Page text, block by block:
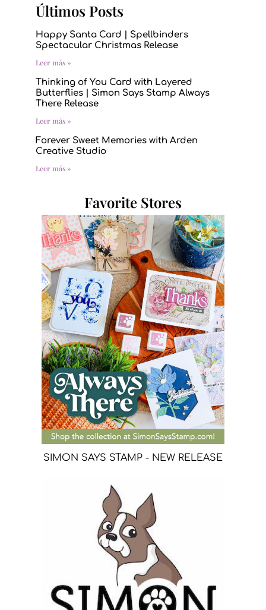
Últimos Posts
Happy Santa Card | Spellbinders
Spectacular Christmas Release
Leer más »
Thinking of You Card with Layered
Butterflies | Simon Says Stamp Always
There Release
Leer más »
Forever Sweet Memories with Arden
Creative Studio
Leer más »
Favorite Stores
SIMON SAYS STAMP - NEW RELEASE